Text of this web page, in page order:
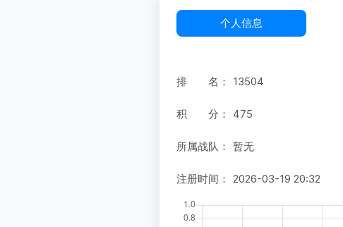
个人信息
排 名： 13504
积 分： 475
所属战队： 暂无
注册时间： 2026-03-19 20:32